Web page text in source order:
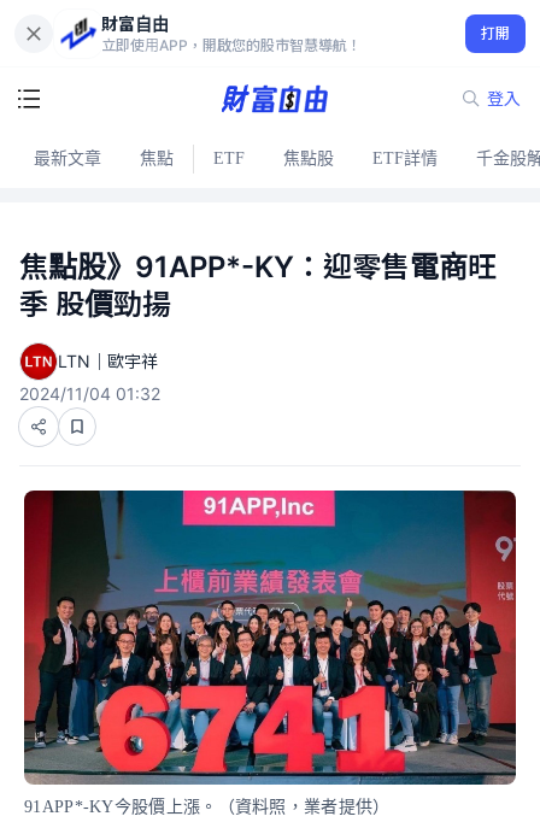
財富自由
立即使用APP，開啟您的股市智慧導航！
打開
登入
最新文章 焦點 ETF 焦點股 ETF詳情 千金股
焦點股》91APP*-KY：迎零售電商旺
季 股價勁揚
LTN｜歐宇祥
2024/11/04 01:32
91APP*-KY今股價上漲。（資料照，業者提供）